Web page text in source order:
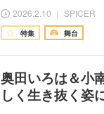
2026.2.10 ｜ SPICER
特集 舞台
奥田いろは＆小
しく生き抜く姿